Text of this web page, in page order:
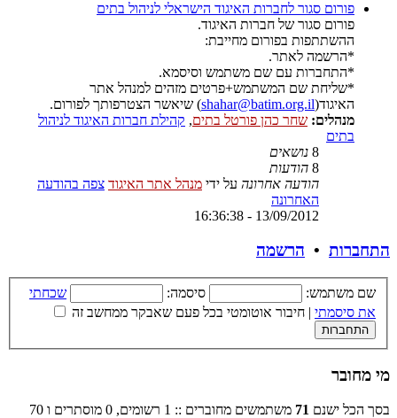
פורום סגור לחברות האיגוד הישראלי לניהול בתים
פורום סגור של חברות האיגוד.
ההשתתפות בפורום מחייבת:
*הרשמה לאתר.
*התחברות עם שם משתמש וסיסמא.
*שליחת שם המשתמש+פרטים מזהים למנהל אתר
האיגוד(shahar@batim.org.il) שיאשר הצטרפותך לפורום.
מנהלים: שחר כהן פורטל בתים, קהילת חברות האיגוד לניהול
בתים
8 נושאים
8 הודעות
הודעה אחרונה על ידי מנהל אתר האיגוד צפה בהודעה
האחרונה
13/09/2012 - 16:36:38
התחברות • הרשמה
שם משתמש: סיסמה:
שכחתי
את סיסמתי | חיבור אוטומטי בכל פעם שאבקר ממחשב זה
מי מחובר
בסך הכל ישנם 71
משתמשים מחוברים :: 1 רשומים, 0 מוסתרים ו 70